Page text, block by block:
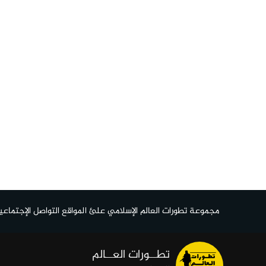
مجموعة تطورات العالم الإسلامي علئ المواقع التواصل
تطــورات العــالم